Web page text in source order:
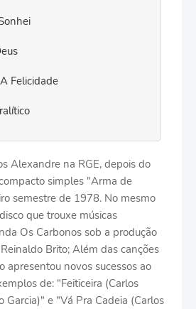
Felicidade
Alexandre na RGE, depois do
simples "Arma de
semestre de 1978. No mesmo
que trouxe músicas
Os Carbonos sob a produção
Brito; Além das canções
apresentou novos sucessos ao
de: "Feiticeira (Carlos
e "Vá Pra Cadeia (Carlos